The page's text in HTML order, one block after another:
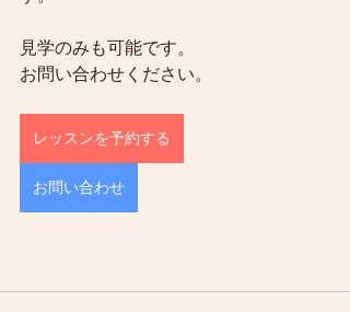
見学のみも可能です。
お問い合わせください。
レッスンを予約する
お問い合わせ